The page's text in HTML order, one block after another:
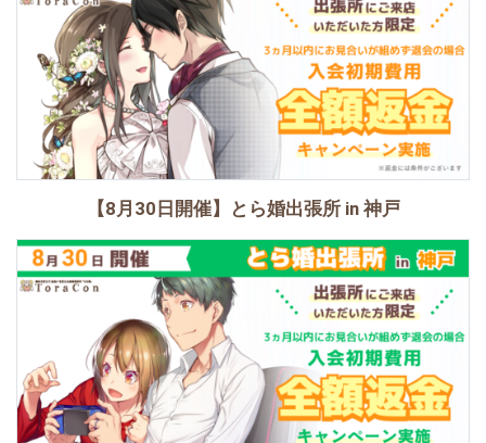
【8月30日開催】とら婚出張所 in 神戸